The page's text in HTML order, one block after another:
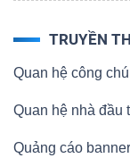
TRUYỀN
Quan hệ công
Quan hệ nhà đầu
Quảng cáo banner